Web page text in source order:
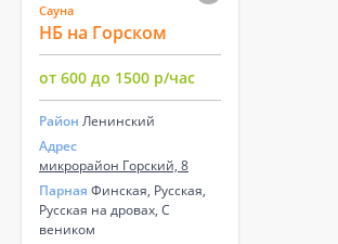
Сауна
НБ на Горском
от 600 до 1500 р/час
Район Ленинский
Адрес
микрорайон Горский, 8
Парная Финская, Русская,
Русская на дровах, С
веником